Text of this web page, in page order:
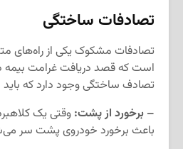
تصادفات ساختگی
تصادفات مشکوک یکی از راه‌های
است که قصد دریافت غرامت بیمه
تصادف ساختگی وجود دارد که باید
– برخورد از پشت: وقتی یک
باعث برخورد خودروی پشت سر